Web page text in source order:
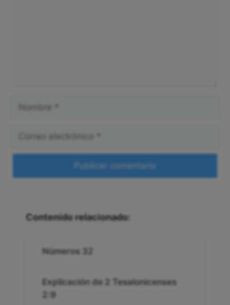
Contenido relacionado:
Números 32
Explicación de 2 Tesalonicenses
2:9